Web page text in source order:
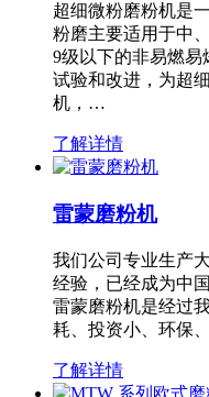
超细微粉磨粉机是
粉磨主要适用于中
9级以下的非易燃易
试验和改进，为超
机，…
了解详情
雷蒙磨粉机
我们公司专业生产
经验，已经成为中
雷蒙磨粉机是经过
耗、投资小、环保
了解详情